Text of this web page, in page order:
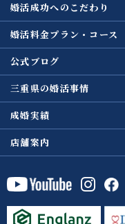
婚活成功へのこだわり
婚活料金プラン・コース
公式ブログ
三重県の婚活事情
成婚実績
店舗案内